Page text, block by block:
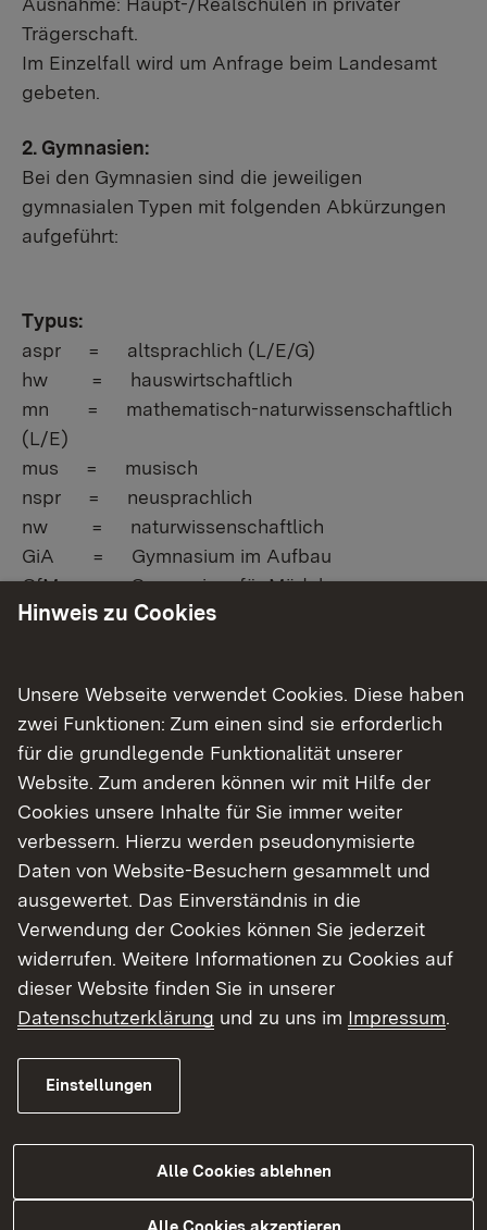
Trägerschaft.
Im Einzelfall wird um Anfrage beim Landesamt
gebeten.
2. Gymnasien:
Bei den Gymnasien sind die jeweiligen
gymnasialen Typen mit folgenden Abkürzungen
aufgeführt:
Typus:
aspr = altsprachlich (L/E/G)
hw = hauswirtschaftlich
mn = mathematisch-naturwissenschaftlich
(L/E)
mus = musisch
nspr = neusprachlich
nw = naturwissenschaftlich
GiA = Gymnasium im Aufbau
GfM = Gymnasium für Mädchen
GfJ = Gymnasium für Jungen
Sprachen:
E = Englisch
F = Französisch
G = Griechisch
L = Latein
Port = Portugiesisch
R = Russisch
Span = Spanisch
Die Gymnasien sind im Verzeichnis stets als nicht
berufsqualifizierend i. S. d. § 7 Abs. 1 BAföG
allgemeinbildende Ausbildungsstätten handelt,
wobei bei den beruflichen Gymnasien jedoch Tz.
3. Berufsfachschulen:
Hinweis zu Cookies
Unsere Webseite verwendet Cookies. Diese haben
zwei Funktionen: Zum einen sind sie erforderlich
für die grundlegende Funktionalität unserer
Website. Zum anderen können wir mit Hilfe der
Cookies unsere Inhalte für Sie immer weiter
verbessern. Hierzu werden pseudonymisierte
Daten von Website-Besuchern gesammelt und
ausgewertet. Das Einverständnis in die
Verwendung der Cookies können Sie jederzeit
widerrufen. Weitere Informationen zu Cookies auf
dieser Website finden Sie in unserer
Datenschutzerklärung und zu uns im Impressum.
Einstellungen
Alle Cookies ablehnen